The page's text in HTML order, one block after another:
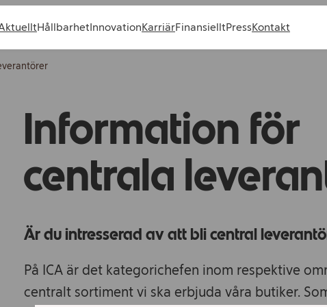
HållbarhetInnovationKarriärFinansielltPressKontakt
Information för
centrala
Är du intresserad av att bli central
På ICA är det kategorichefen inom respektive
centralt sortiment vi ska erbjuda våra butiker.